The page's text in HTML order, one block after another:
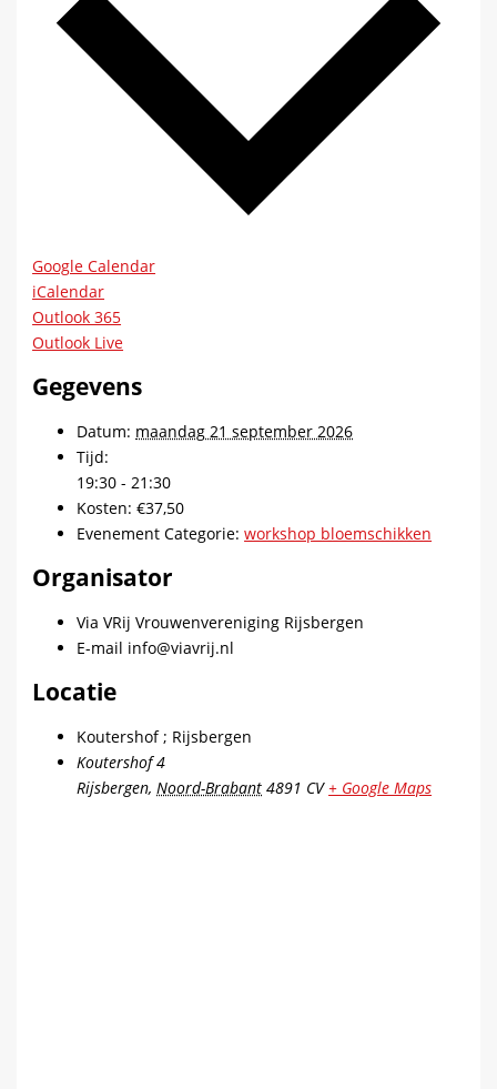
Google Calendar
iCalendar
Outlook 365
Outlook Live
Gegevens
Datum: maandag 21 september 2026
Tijd:
19:30 - 21:30
Kosten: €37,50
Evenement Categorie: workshop bloemschikken
Organisator
Via VRij Vrouwenvereniging Rijsbergen
E-mail info@viavrij.nl
Locatie
Koutershof ; Rijsbergen
Koutershof 4
Rijsbergen, Noord-Brabant 4891 CV + Google Maps